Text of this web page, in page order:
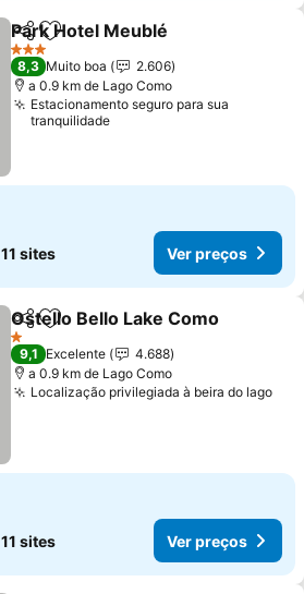
PartilharAdicionar aos favoritos
Park Hotel Meublé
3 Estrelas
8,3 Muito boa
2.606
a 0.9 km de Lago Como
Estacionamento seguro para sua
tranquilidade
11 sites Ver preços
PartilharAdicionar aos favoritos
Ostello Bello Lake Como
1 Estrelas
9,1 Excelente
4.688
a 0.9 km de Lago Como
Localização privilegiada à beira do lago
11 sites Ver preços